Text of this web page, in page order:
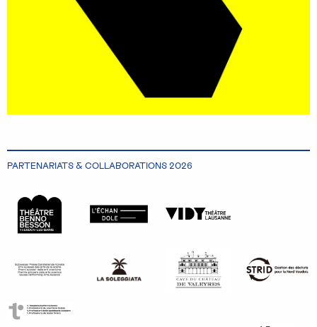
PARTENARIATS & COLLABORATIONS 2026